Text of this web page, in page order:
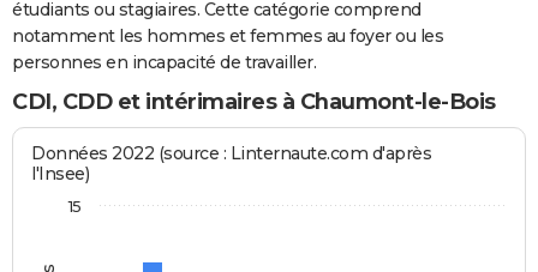
étudiants ou stagiaires. Cette catégorie comprend
notamment les hommes et femmes au foyer ou les
personnes en incapacité de travailler.
CDI, CDD et intérimaires à Chaumont-le-Bois
Données 2022 (source : Linternaute.com d'après
l'Insee)
15